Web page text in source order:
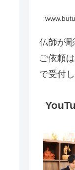
仏師が
ご依頼
で受付